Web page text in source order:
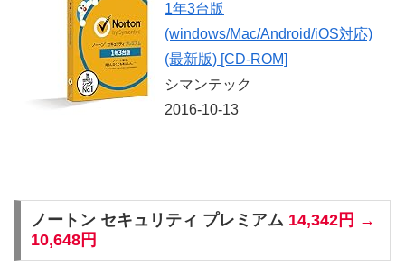
1年3台版
(windows/Mac/Android/iOS対応)
(最新版) [CD-ROM]
シマンテック
2016-10-13
ノートン セキュリティ プレミアム 14,342円 →
10,648円